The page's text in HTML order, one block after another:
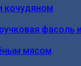
кочудяном
фасоль
мясом